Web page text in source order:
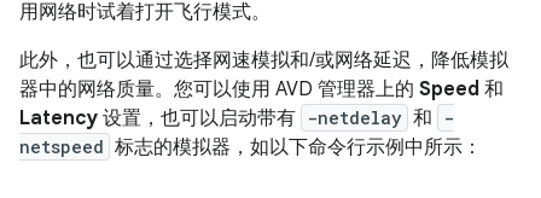
用网络时试着打开飞行模式。
此外，也可以通过选择网速模拟和/或网络延迟，降低模拟
器中的网络质量。您可以使用 AVD 管理器上的 Speed 和
Latency 设置，也可以启动带有 -netdelay 和
-
netspeed 标志的模拟器，如以下命令行示例中所示：